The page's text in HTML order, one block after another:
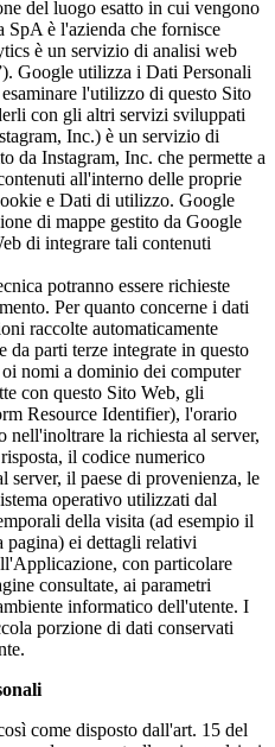
del luogo esatto in cui vengono
è l'azienda che fornisce
è un servizio di analisi web
Google utilizza i Dati Personali
l'utilizzo di questo Sito
con gli altri servizi sviluppati
Inc.) è un servizio di
da Instagram, Inc. che permette a
all'interno delle proprie
e Dati di utilizzo. Google
di mappe gestito da Google
di integrare tali contenuti
potranno essere richieste
Per quanto concerne i dati
raccolte automaticamente
da parti terze integrate in questo
nomi a dominio dei computer
con questo Sito Web, gli
Resource Identifier), l'orario
la richiesta al server,
il codice numerico
server, il paese di provenienza, le
operativo utilizzati dal
della visita (ad esempio il
pagina) ei dettagli relativi
con particolare
consultate, ai parametri
informatico dell'utente. I
porzione di dati conservati
come disposto dall'art. 15 del